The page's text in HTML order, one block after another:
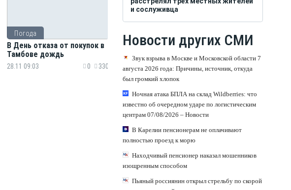
Погода
В День отказа от покупок в
Тамбове дождь
28.11 09:03 0 330
и сослуживца
Новости других СМИ
Звук взрыва в Москве и Московской области 7
августа 2026 года: Причины, источник, откуда
был громкий хлопок
Ночная атака БПЛА на склад Wildberries: что
известно об очередном ударе по логистическим
центрам 07/08/2026 – Новости
В Карелии пенсионерам не оплачивают
полностью проезд к морю
Находчивый пенсионер наказал мошенников
изощренным способом
Пьяный россиянин открыл стрельбу по скорой